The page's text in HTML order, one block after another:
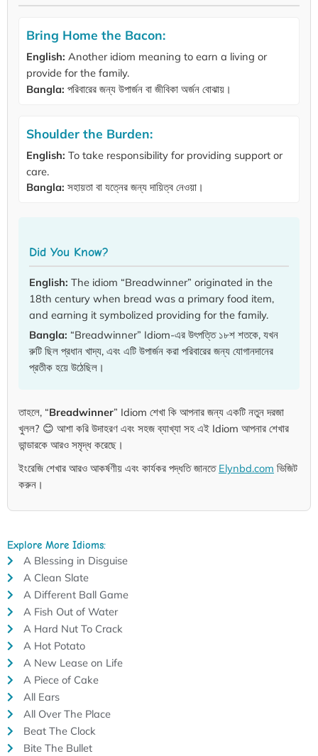
Bring Home the Bacon:
English: Another idiom meaning to earn a living or
provide for the family.
Bangla: পরিবারের জন্য উপার্জন বা জীবিকা অর্জন বোঝায়।
Shoulder the Burden:
English: To take responsibility for providing support or
care.
Bangla: সহায়তা বা যত্নের জন্য দায়িত্ব নেওয়া।
Did You Know?
English: The idiom “Breadwinner” originated in the
18th century when bread was a primary food item,
and earning it symbolized providing for the family.
Bangla: “Breadwinner” Idiom-এর উৎপত্তি ১৮শ শতকে, যখন
রুটি ছিল প্রধান খাদ্য, এবং এটি উপার্জন করা পরিবারের জন্য যোগানদানের
প্রতীক হয়ে উঠেছিল।
তাহলে, “Breadwinner” Idiom শেখা কি আপনার জন্য একটি নতুন দরজা
খুলল? 😊 আশা করি উদাহরণ এবং সহজ ব্যাখ্যা সহ এই Idiom আপনার শেখার
ভান্ডারকে আরও সমৃদ্ধ করেছে।
ইংরেজি শেখার আরও আকর্ষণীয় এবং কার্যকর পদ্ধতি জানতে Elynbd.com ভিজিট
করুন।
Explore More Idioms:
A Blessing in Disguise
A Clean Slate
A Different Ball Game
A Fish Out of Water
A Hard Nut To Crack
A Hot Potato
A New Lease on Life
A Piece of Cake
All Ears
All Over The Place
Beat The Clock
Bite The Bullet